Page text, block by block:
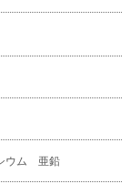
ウム 亜鉛